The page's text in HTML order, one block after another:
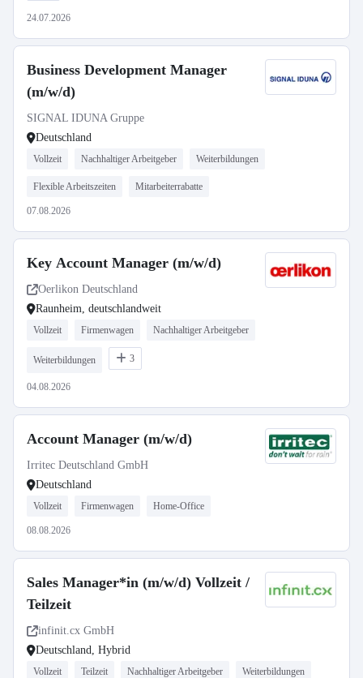
24.07.2026
Business Development Manager
(m/w/d)
SIGNAL IDUNA Gruppe
Deutschland
Vollzeit Nachhaltiger Arbeitgeber Weiterbildungen
Flexible Arbeitszeiten Mitarbeiterrabatte
07.08.2026
Key Account Manager (m/w/d)
Oerlikon Deutschland
Raunheim, deutschlandweit
Vollzeit Firmenwagen Nachhaltiger Arbeitgeber
Weiterbildungen 3
04.08.2026
Account Manager (m/w/d)
Irritec Deutschland GmbH
Deutschland
Vollzeit Firmenwagen Home-Office
08.08.2026
Sales Manager*in (m/w/d) Vollzeit /
Teilzeit
infinit.cx GmbH
Deutschland, Hybrid
Vollzeit Teilzeit Nachhaltiger Arbeitgeber Weiterbildungen